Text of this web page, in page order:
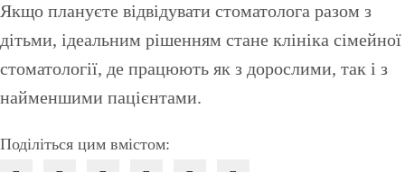
Якщо плануєте відвідувати стоматолога разом з
дітьми, ідеальним рішенням стане клініка сімейної
стоматології, де працюють як з дорослими, так і з
найменшими пацієнтами.
Поділіться цим вмістом: